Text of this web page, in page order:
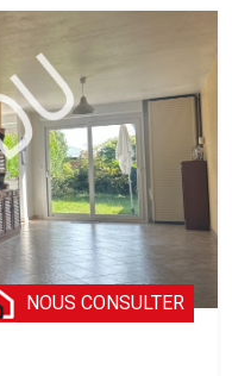
NOUS CONSULTER